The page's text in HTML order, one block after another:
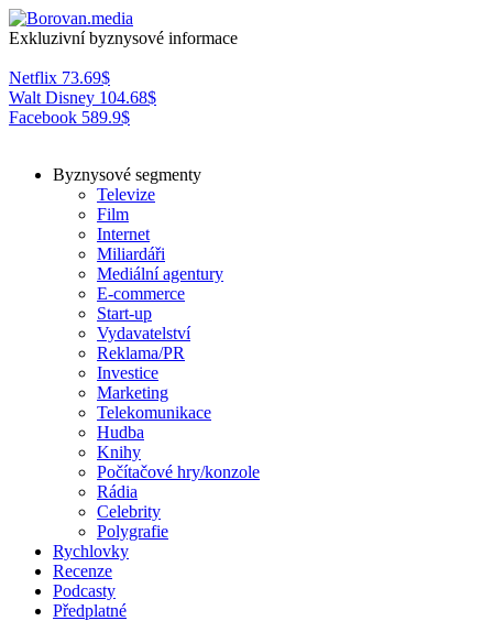
Exkluzivní byznysové informace
Netflix 73.69$
Walt Disney 104.68$
Facebook 589.9$
Byznysové segmenty
Televize
Film
Internet
Miliardáři
Mediální agentury
E-commerce
Start-up
Vydavatelství
Reklama/PR
Investice
Marketing
Telekomunikace
Hudba
Knihy
Počítačové hry/konzole
Rádia
Celebrity
Polygrafie
Rychlovky
Recenze
Podcasty
Předplatné